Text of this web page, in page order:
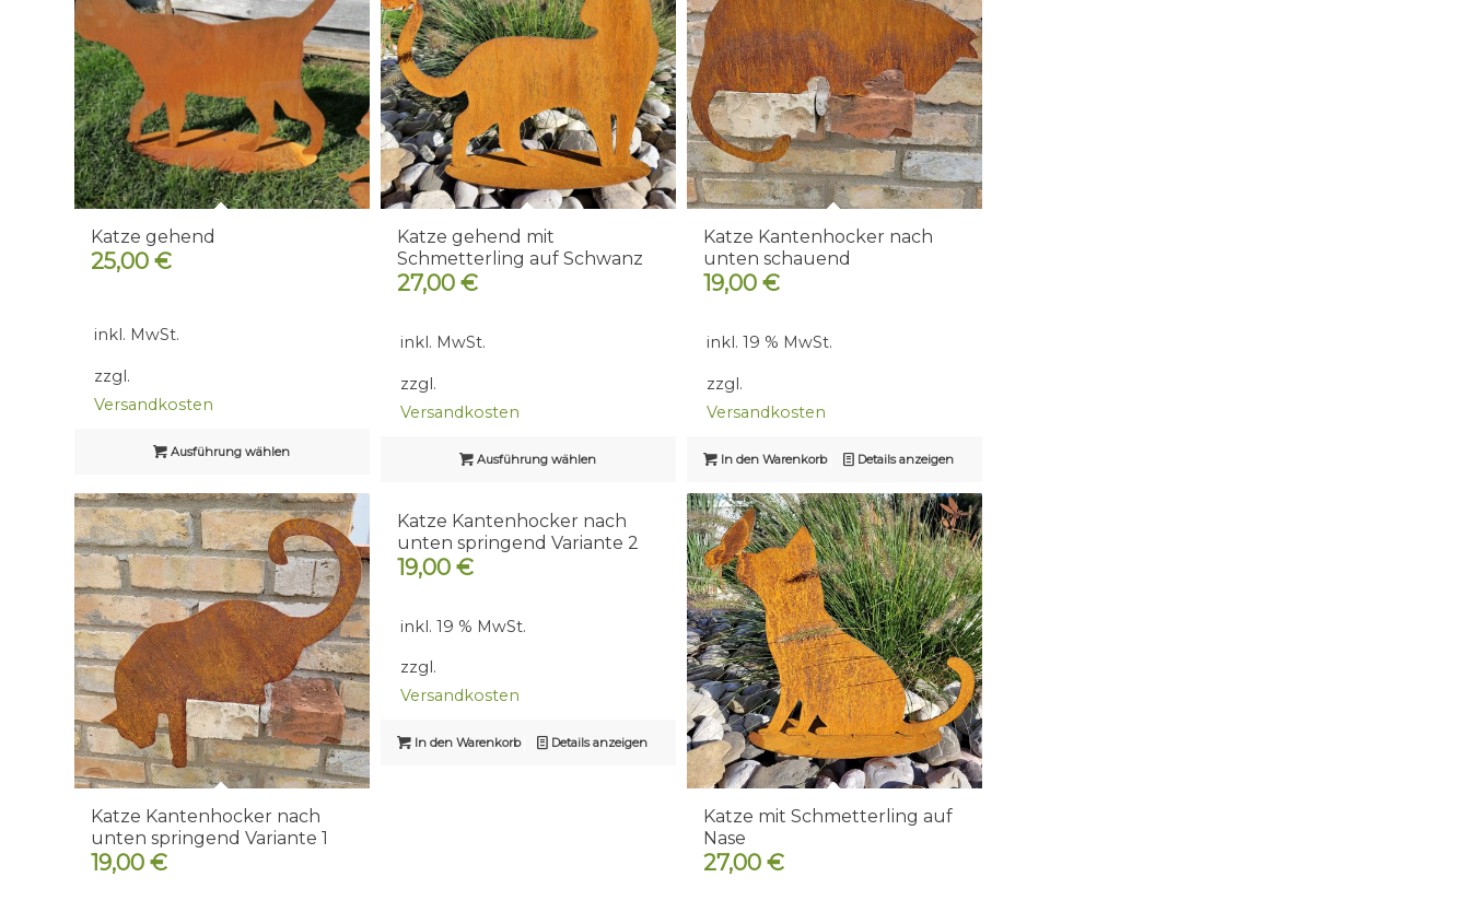
Katze gehend
25,00 €
inkl. MwSt.
zzgl.
Versandkosten
Ausführung wählen
Katze gehend mit
Schmetterling auf Schwanz
27,00 €
inkl. MwSt.
zzgl.
Versandkosten
Ausführung wählen
Katze Kantenhocker nach
unten schauend
19,00 €
inkl. 19 % MwSt.
zzgl.
Versandkosten
In den Warenkorb Details anzeigen
Katze Kantenhocker nach
unten springend Variante 1
19,00 €
Katze Kantenhocker nach
unten springend Variante 2
19,00 €
inkl. 19 % MwSt.
zzgl.
Versandkosten
In den Warenkorb Details anzeigen
Katze mit Schmetterling auf
Nase
27,00 €